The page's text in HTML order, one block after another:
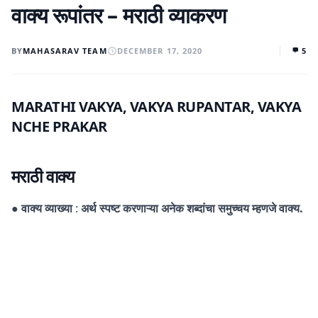
वाक्य रूपांतर – मराठी व्याकरण
BYMAHASARAV TEAM DECEMBER 17, 2020 5
MARATHI VAKYA, VAKYA RUPANTAR, VAKYA
NCHE PRAKAR
मराठीवाक्य
● वाक्यव्याख्या: अर्थ स्पष्ट करणाऱ्या अनेक शब्दांचा समुच्चय म्हणजे वाक्य.